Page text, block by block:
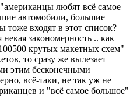
любят всё самое
автомобили, большие
тоже входят в этот список?
закономерность .. как
крутых макетных схем"
то сразу же вылезает
этим бесконечными
всё-таки, не так уж не
и "всё самое большое"